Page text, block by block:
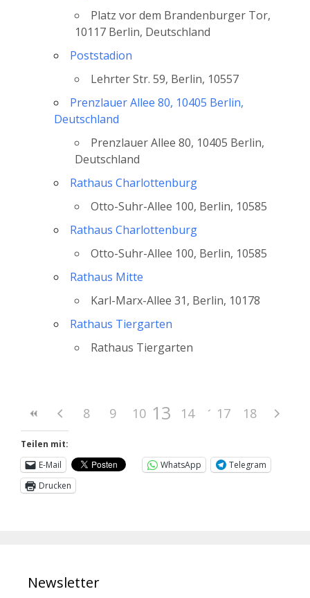
Platz vor dem Brandenburger Tor,
10117 Berlin, Deutschland
Poststadion
Lehrter Str. 59, Berlin, 10557
Prenzlauer Allee 80, 10405 Berlin,
Deutschland
Prenzlauer Allee 80, 10405 Berlin,
Deutschland
Rathaus Charlottenburg
Otto-Suhr-Allee 100, Berlin, 10585
Rathaus Charlottenburg
Otto-Suhr-Allee 100, Berlin, 10585
Rathaus Mitte
Karl-Marx-Allee 31, Berlin, 10178
Rathaus Tiergarten
Rathaus Tiergarten
8 9 10 11 12
13 14 15 16
17 18
Teilen mit:
E-Mail
WhatsApp
Telegram
Drucken
Newsletter